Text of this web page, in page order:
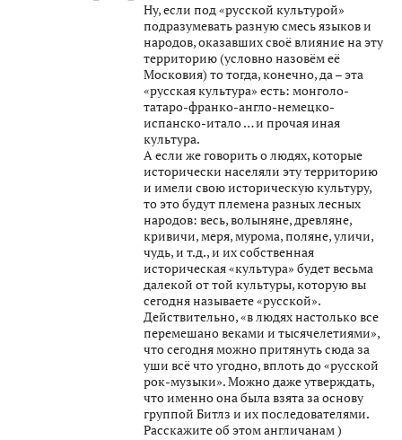
Ну, если под «русской культурой»
подразумевать разную смесь языков и
народов, оказавших своё влияние на эту
территорию (условно назовём её
Московия) то тогда, конечно, да – эта
«русская культура» есть: монголо-
татаро-франко-англо-немецко-
испанско-итало … и прочая иная
культура.
А если же говорить о людях, которые
исторически населяли эту территорию
и имели свою историческую культуру,
то это будут племена разных лесных
народов: весь, волыняне, древляне,
кривичи, меря, мурома, поляне, уличи,
чудь, и т.д., и их собственная
историческая «культура» будет весьма
далекой от той культуры, которую вы
сегодня называете «русской».
Действительно, «в людях настолько все
перемешано веками и тысячелетиями»,
что сегодня можно притянуть сюда за
уши всё что угодно, вплоть до «русской
рок-музыки». Можно даже утверждать,
что именно она была взята за основу
группой Битлз и их последователями.
Расскажите об этом англичанам )